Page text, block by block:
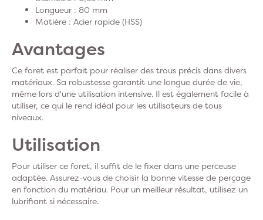
Longueur : 80 mm
Matière : Acier rapide (HSS)
Avantages
Ce foret est parfait pour réaliser des trous précis dans divers
matériaux. Sa robustesse garantit une longue durée de vie,
même lors d'une utilisation intensive. Il est également facile à
utiliser, ce qui le rend idéal pour les utilisateurs de tous
niveaux.
Utilisation
Pour utiliser ce foret, il suffit de le fixer dans une perceuse
adaptée. Assurez-vous de choisir la bonne vitesse de perçage
en fonction du matériau. Pour un meilleur résultat, utilisez un
lubrifiant si nécessaire.